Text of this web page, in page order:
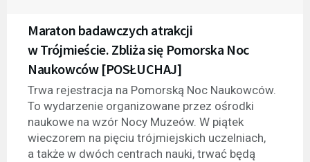
Maraton badawczych atrakcji
w Trójmieście. Zbliża się Pomorska Noc
Naukowców [POSŁUCHAJ]
Trwa rejestracja na Pomorską Noc Naukowców.
To wydarzenie organizowane przez ośrodki
naukowe na wzór Nocy Muzeów. W piątek
wieczorem na pięciu trójmiejskich uczelniach,
a także w dwóch centrach nauki, trwać będą